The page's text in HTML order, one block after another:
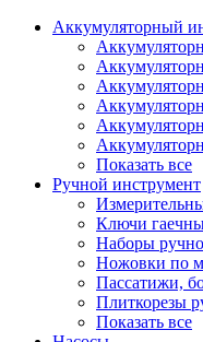
Аккумуляторный
Показать все
Ручной инструмент
Ключи
Наборы
Ножовки по
Пассатижи,
Плиткорезы
Показать все